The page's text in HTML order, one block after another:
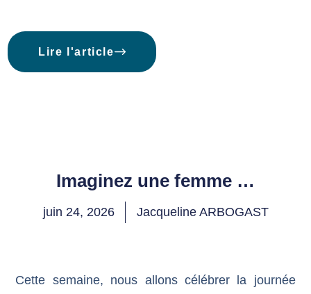
Lire l'article
Imaginez une femme …
juin 24, 2026 Jacqueline ARBOGAST
Cette semaine, nous allons célébrer la journée